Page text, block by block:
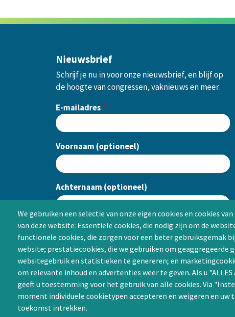
We gebruiken een selectie van onze eigen cookies en cookies van
van deze website: Essentiële cookies, die nodig zijn om de
functionele cookies, die zorgen voor een beter gebruiksgemak
website; prestatiecookies, die we gebruiken om geaggregeerde
websitegebruik en statistieken te genereren; en
om relevante inhoud en advertenties weer te geven. Als u "ALLES
geeft u toestemming voor het gebruik van alle cookies. Via
moment individuele cookietypen accepteren en weigeren en uw
toekomst intrekken.
Nieuwsbrief
Schrijf je nu in voor onze nieuwsbrief, en blijf op
de hoogte van congressen, vaknieuws en meer.
E-mailadres
Voornaam (optioneel)
Achternaam (optioneel)
CAPTCHA